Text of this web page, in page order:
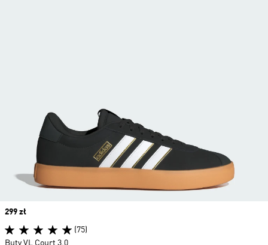
Price
299 zł
(75)
Buty VL Court 3.0